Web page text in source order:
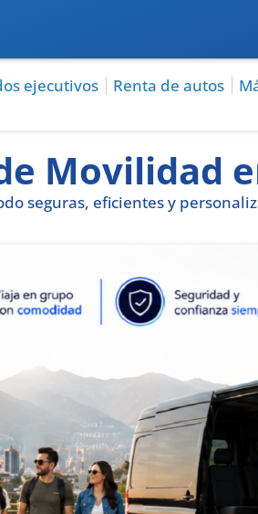
ejecutivos Renta de autos
Movilidad
seguras, eficientes y